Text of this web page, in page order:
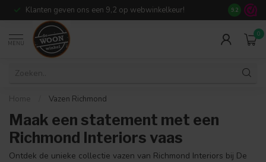
Klanten geven ons een 9,2 op webwinkelkeur! Meer dan
9.2
MENU
0
Home Vazen Richmond
Maak een statement met een
Richmond Interiors vaas
Ontdek de unieke collectie vazen van Richmond Interiors bij De